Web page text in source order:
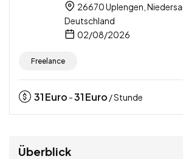
26670 Uplengen,
Deutschland
02/08/2026
Freelance
31Euro -31Euro / Stunde
Überblick